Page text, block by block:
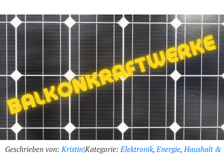
Geschrieben von:Kristin|Kategorie:Elektronik,Energie,Haushalt &